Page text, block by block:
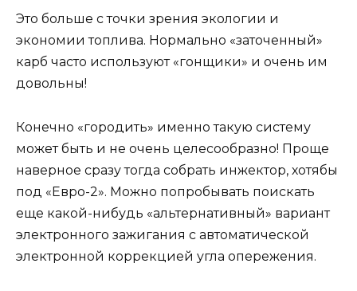
Это больше с точки зрения экологии и
экономии топлива. Нормально «заточенный»
карб часто используют «гонщики» и очень им
довольны!
Конечно «городить» именно такую систему
может быть и не очень целесообразно! Проще
наверное сразу тогда собрать инжектор, хотябы
под «Евро-2». Можно попробывать поискать
еще какой-нибудь «альтернативный» вариант
электронного зажигания с автоматической
электронной коррекцией угла опережения.